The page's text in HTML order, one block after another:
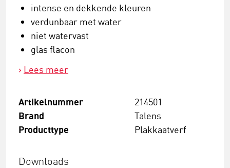
intense en dekkende kleuren
verdunbaar met water
niet watervast
glas flacon
Lees meer
Artikelnummer 214501
Brand Talens
Producttype Plakkaatverf
Downloads